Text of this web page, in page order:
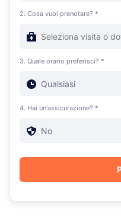
2. Cosa vuoi prenotare? *
3. Quale orario preferisci? *
4. Hai un'assicurazione? *